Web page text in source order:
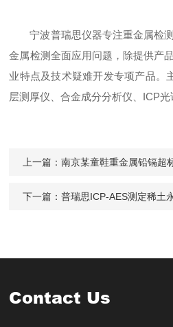
宁波普瑞思仪器专注重金属检
金属检测全面应用问题，除提供产
业特点及技术疑难开发专项产品。
层测厚仪、合金成分分析仪、ICP光
上一篇：南京某童鞋重金属铅镉超
下一篇：普瑞思ICP-AES测定稀土
Contact Us